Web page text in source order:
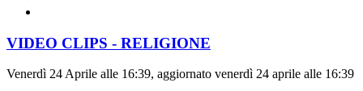
VIDEO CLIPS - RELIGIONE
Venerdì 24 Aprile alle 16:39, aggiornato venerdì 24 aprile alle 16:39